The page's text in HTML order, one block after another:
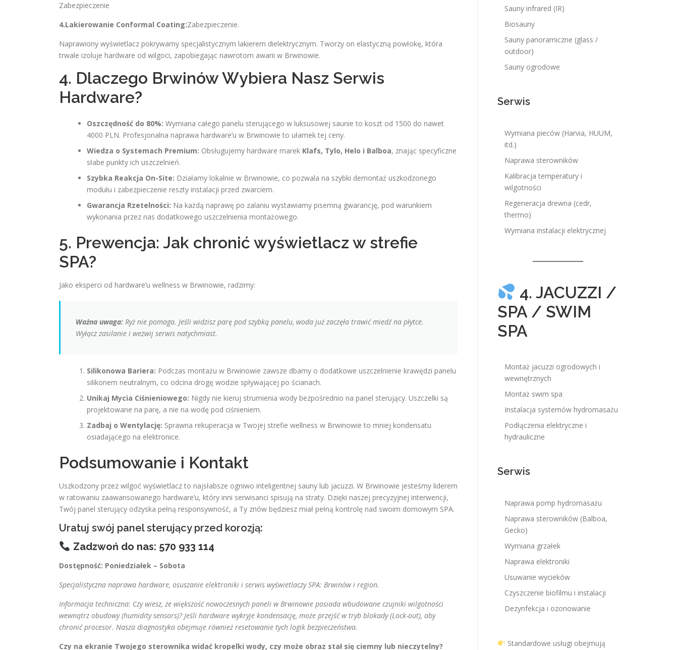
Zabezpieczenie
4.Lakierowanie Conformal Coating:Zabezpieczenie.
Naprawiony wyświetlacz pokrywamy specjalistycznym lakierem dielektrycznym. Tworzy on elastyczną powłokę, która
trwale izoluje hardware od wilgoci, zapobiegając nawrotom awarii w Brwinowie.
4. Dlaczego Brwinów Wybiera Nasz Serwis
Hardware?
Oszczędność do 80%: Wymiana całego panelu sterującego w luksusowej saunie to koszt od 1500 do nawet
4000 PLN. Profesjonalna naprawa hardware’u w Brwinowie to ułamek tej ceny.
Wiedza o Systemach Premium: Obsługujemy hardware marek Klafs, Tylo, Helo i Balboa, znając specyficzne
słabe punkty ich uszczelnień.
Szybka Reakcja On-Site: Działamy lokalnie w Brwinowie, co pozwala na szybki demontaż uszkodzonego
modułu i zabezpieczenie reszty instalacji przed zwarciem.
Gwarancja Rzetelności: Na każdą naprawę po zalaniu wystawiamy pisemną gwarancję, pod warunkiem
wykonania przez nas dodatkowego uszczelnienia montażowego.
5. Prewencja: Jak chronić wyświetlacz w strefie
SPA?
Jako eksperci od hardware’u wellness w Brwinowie, radzimy:
Ważna uwaga: Ryż nie pomaga. Jeśli widzisz parę pod szybką panelu, woda już zaczęła trawić miedź na płytce.
Wyłącz zasilanie i wezwij serwis natychmiast.
Silikonowa Bariera: Podczas montażu w Brwinowie zawsze dbamy o dodatkowe uszczelnienie krawędzi panelu
silikonem neutralnym, co odcina drogę wodzie spływającej po ścianach.
Unikaj Mycia Ciśnieniowego: Nigdy nie kieruj strumienia wody bezpośrednio na panel sterujący. Uszczelki są
projektowane na parę, a nie na wodę pod ciśnieniem.
Zadbaj o Wentylację: Sprawna rekuperacja w Twojej strefie wellness w Brwinowie to mniej kondensatu
osiadającego na elektronice.
Podsumowanie i Kontakt
Uszkodzony przez wilgoć wyświetlacz to najsłabsze ogniwo inteligentnej sauny lub jacuzzi. W Brwinowie jesteśmy liderem
w ratowaniu zaawansowanego hardware’u, który inni serwisanci spisują na straty. Dzięki naszej precyzyjnej interwencji,
Twój panel sterujący odzyska pełną responsywność, a Ty znów będziesz miał pełną kontrolę nad swoim domowym SPA.
Uratuj swój panel sterujący przed korozją:
Zadzwoń do nas: 570 933 114
Dostępność: Poniedziałek – Sobota
Specjalistyczna naprawa hardware, osuszanie elektroniki i serwis wyświetlaczy SPA: Brwinów i region.
Informacja techniczna: Czy wiesz, że większość nowoczesnych paneli w Brwinowie posiada wbudowane czujniki wilgotności
wewnątrz obudowy (humidity sensors)? Jeśli hardware wykryje kondensację, może przejść w tryb blokady (Lock-out), aby
chronić procesor. Nasza diagnostyka obejmuje również resetowanie tych logik bezpieczeństwa.
Czy na ekranie Twojego sterownika widać kropelki wody, czy może obraz stał się ciemny lub nieczytelny?
Sauny infrared (IR)
Biosauny
Sauny panoramiczne (glass /
outdoor)
Sauny ogrodowe
Serwis
Wymiana pieców (Harvia, HUUM,
itd.)
Naprawa sterowników
Kalibracja temperatury i
wilgotności
Regeneracja drewna (cedr,
thermo)
Wymiana instalacji elektrycznej
4. JACUZZI /
SPA / SWIM
SPA
Montaż jacuzzi ogrodowych i
wewnętrznych
Montaż swim spa
Instalacja systemów hydromasażu
Podłączenia elektryczne i
hydrauliczne
Serwis
Naprawa pomp hydromasażu
Naprawa sterowników (Balboa,
Gecko)
Wymiana grzałek
Naprawa elektroniki
Usuwanie wycieków
Czyszczenie biofilmu i instalacji
Dezynfekcja i ozonowanie
Standardowe usługi obejmują